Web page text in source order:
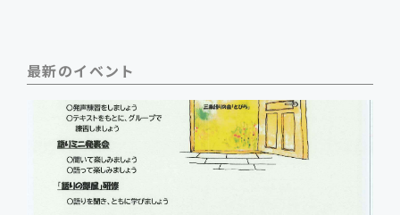
最新のイベント